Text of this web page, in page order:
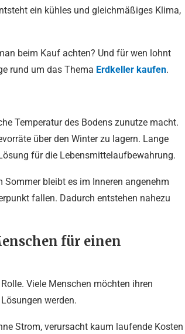
ein kühles und gleichmäßiges Klima,
beim Kauf achten? Und für wen lohnt
rund um das Thema Erdkeller kaufen.
Temperatur des Bodens zunutze macht.
über den Winter zu lagern. Lange
für die Lebensmittelaufbewahrung.
bleibt es im Inneren angenehm
fallen. Dadurch entstehen nahezu
für einen
Viele Menschen möchten ihren
werden.
Strom, verursacht kaum laufende Kosten